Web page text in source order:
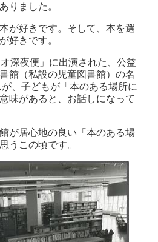
りました。
が好きです。そして、本を選
好きです。
深夜便」に出演された、公益
館（私設の児童図書館）の名
、子どもが「本のある場所に
味があると、お話しになって
が居心地の良い「本のある場
うこの頃です。